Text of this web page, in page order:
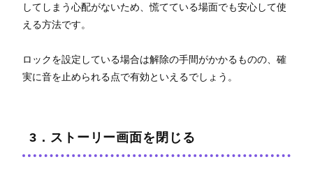
してしまう心配がないため、慌てている場面でも安心して使
える方法です。
ロックを設定している場合は解除の手間がかかるものの、確
実に音を止められる点で有効といえるでしょう。
3．ストーリー画面を閉じる